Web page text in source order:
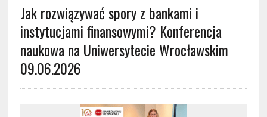
Jak rozwiązywać spory z bankami i
instytucjami finansowymi? Konferencja
naukowa na Uniwersytecie Wrocławskim
09.06.2026